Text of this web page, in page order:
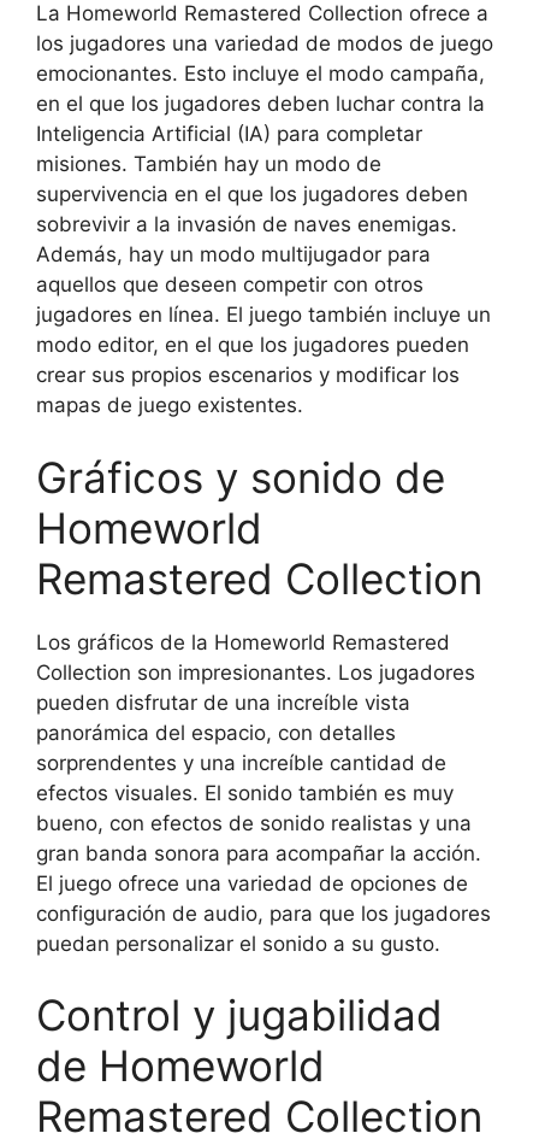
La Homeworld Remastered Collection ofrece a
los jugadores una variedad de modos de juego
emocionantes. Esto incluye el modo campaña,
en el que los jugadores deben luchar contra la
Inteligencia Artificial (IA) para completar
misiones. También hay un modo de
supervivencia en el que los jugadores deben
sobrevivir a la invasión de naves enemigas.
Además, hay un modo multijugador para
aquellos que deseen competir con otros
jugadores en línea. El juego también incluye un
modo editor, en el que los jugadores pueden
crear sus propios escenarios y modificar los
mapas de juego existentes.
Gráficos y sonido de
Homeworld
Remastered Collection
Los gráficos de la Homeworld Remastered
Collection son impresionantes. Los jugadores
pueden disfrutar de una increíble vista
panorámica del espacio, con detalles
sorprendentes y una increíble cantidad de
efectos visuales. El sonido también es muy
bueno, con efectos de sonido realistas y una
gran banda sonora para acompañar la acción.
El juego ofrece una variedad de opciones de
configuración de audio, para que los jugadores
puedan personalizar el sonido a su gusto.
Control y jugabilidad
de Homeworld
Remastered Collection